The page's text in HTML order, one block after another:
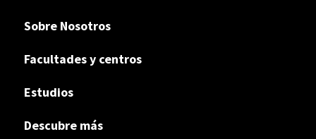
Sobre Nosotros
Facultades y centros
Estudios
Descubre más